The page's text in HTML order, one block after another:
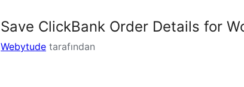
Save ClickBank Order Details for
Webytude tarafından